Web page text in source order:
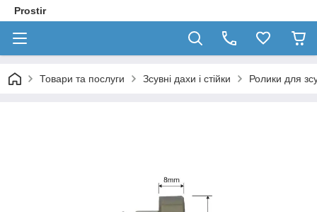
Prostir
Товари та послуги Зсувні дахи і стійки Ролики для